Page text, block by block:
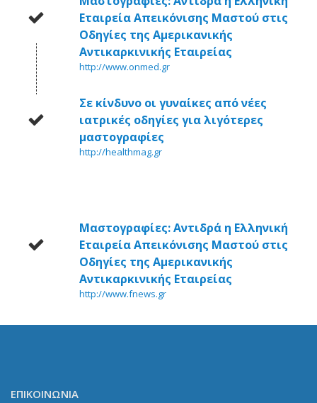
Εταιρεία Απεικόνισης Μαστού στις
Οδηγίες της Αμερικανικής
Αντικαρκινικής Εταιρείας
http://www.onmed.gr
Σε κίνδυνο οι γυναίκες από νέες
ιατρικές οδηγίες για λιγότερες
μαστογραφίες
http://healthmag.gr
Μαστογραφίες: Αντιδρά η Ελληνική
Εταιρεία Απεικόνισης Μαστού στις
Οδηγίες της Αμερικανικής
Αντικαρκινικής Εταιρείας
http://www.fnews.gr
ΕΠΙΚΟΙΝΩΝΙΑ